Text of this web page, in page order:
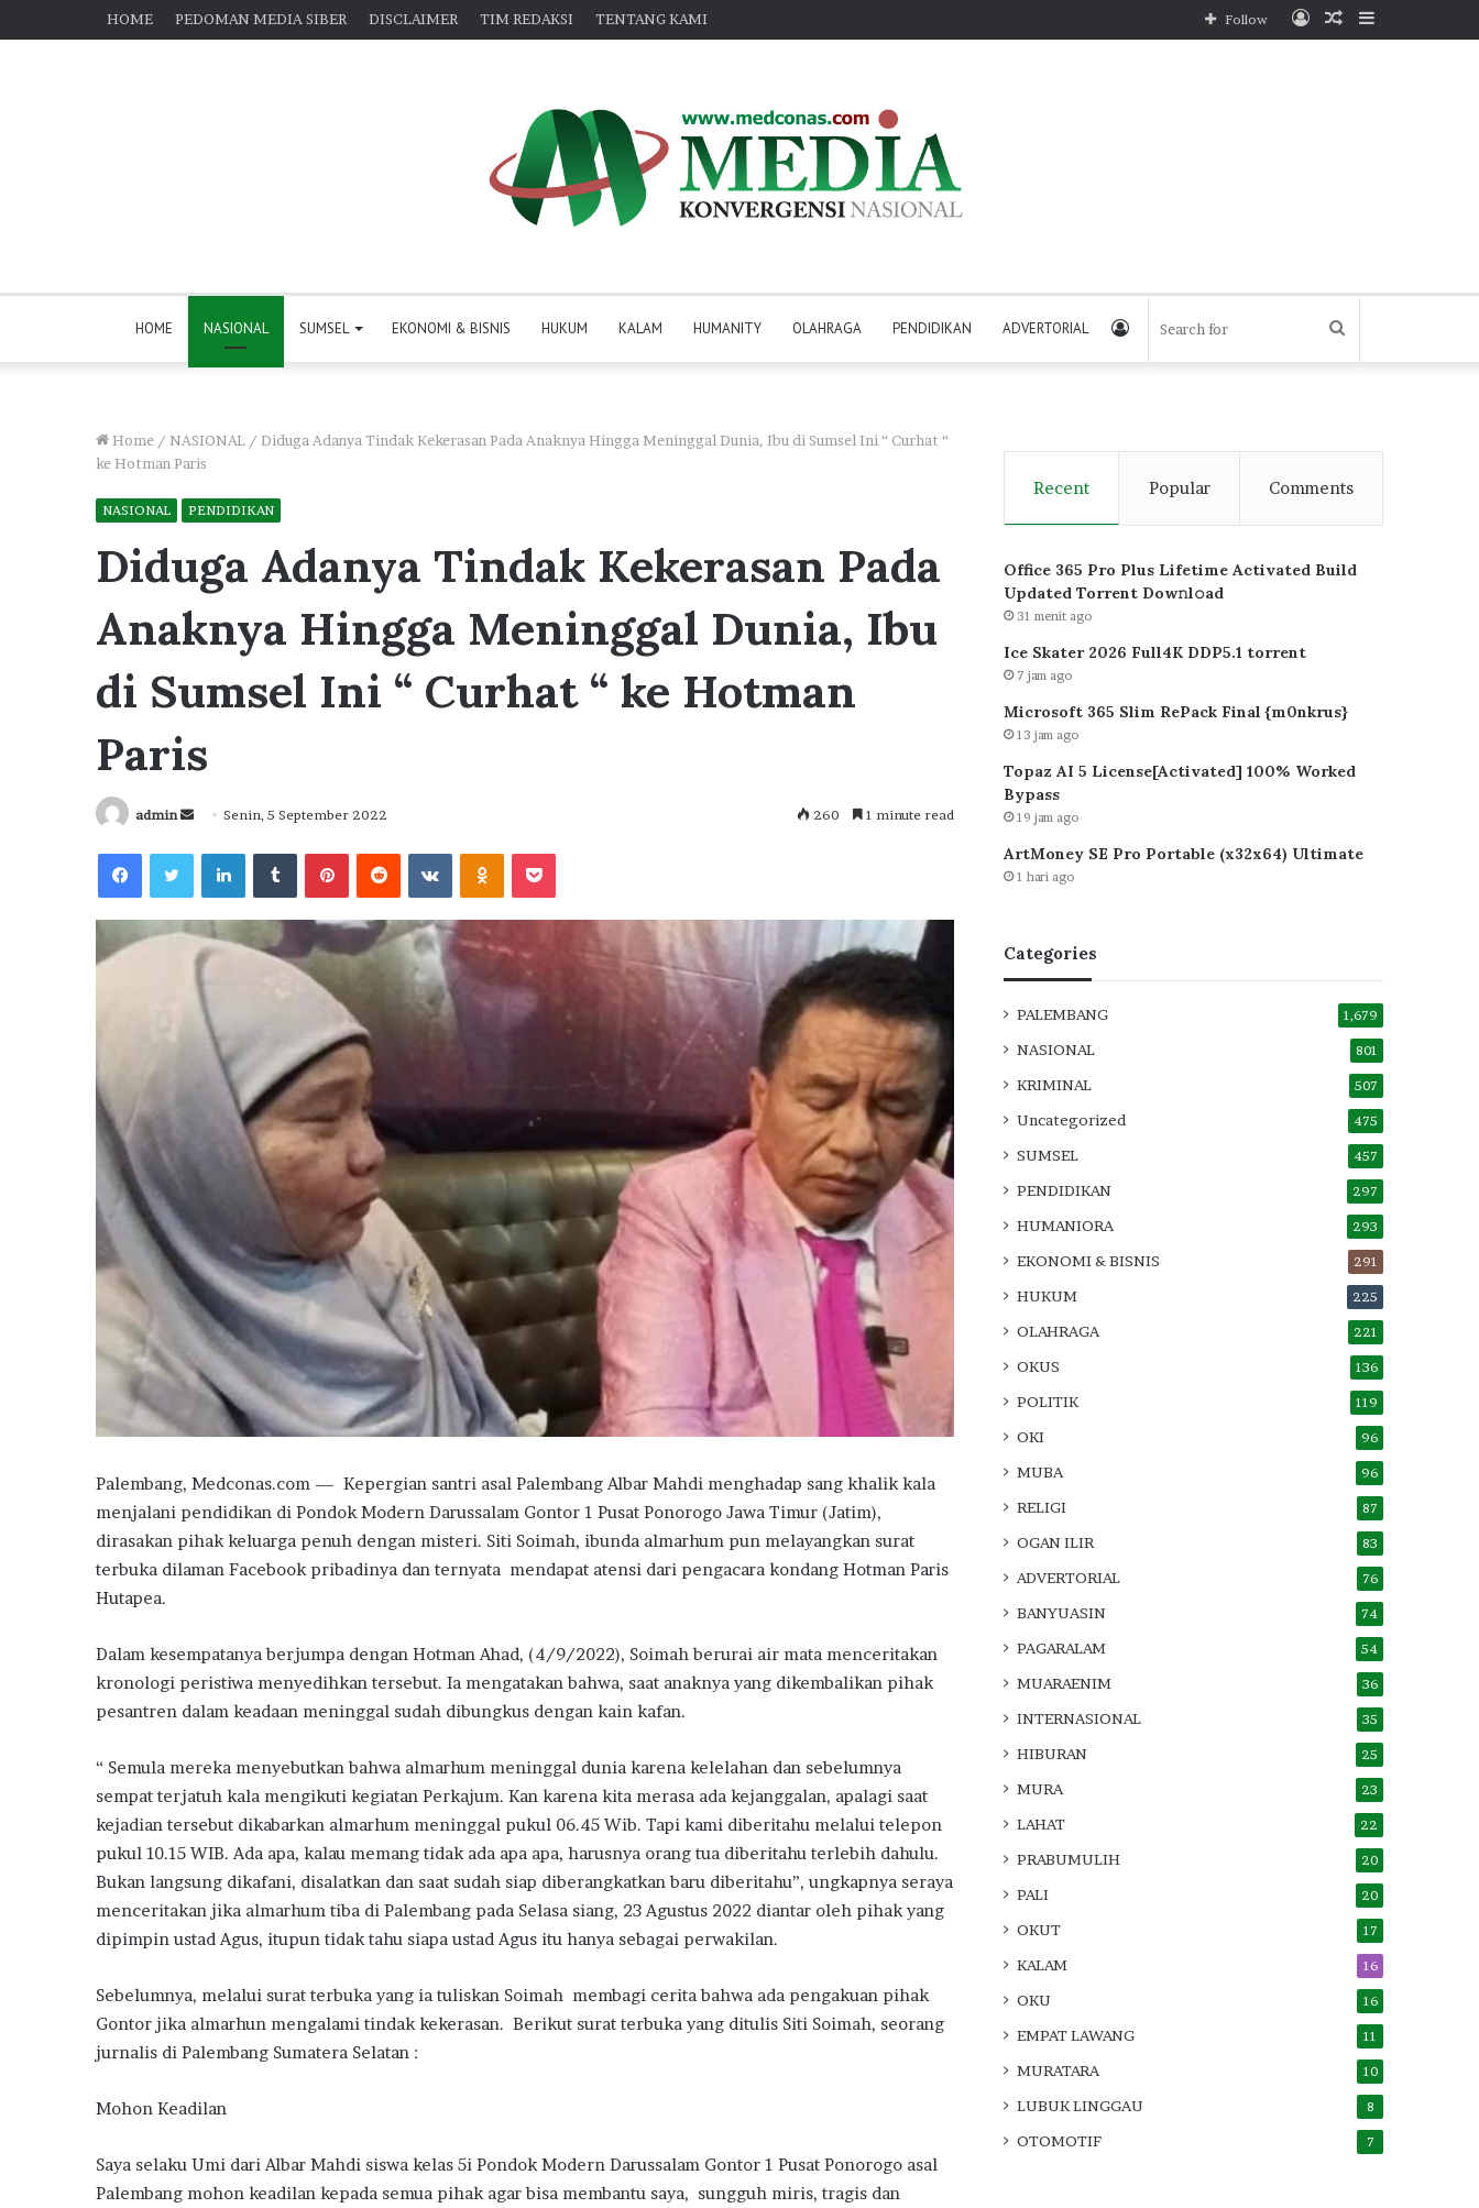
HOME PEDOMAN MEDIA SIBER DISCLAIMER TIM REDAKSI TENTANG KAMI Sidebar
Random
Log
Follow
HOME NASIONAL SUMSEL EKONOMI & BISNIS HUKUM KALAM HUMANITY OLAHRAGA PENDIDIKAN ADVERTORIAL Search
Log
Home / NASIONAL / Diduga Adanya Tindak Kekerasan Pada Anaknya Hingga Meninggal Dunia, Ibu di Sumsel Ini “ Curhat “
ke Hotman Paris
NASIONAL PENDIDIKAN
Diduga Adanya Tindak Kekerasan Pada
Anaknya Hingga Meninggal Dunia, Ibu
di Sumsel Ini “ Curhat “ ke Hotman
Paris
admin
Send
email
Senin, 5 September 2022 260 1 minute read
FacebookTwitterLinkedInTumblrPinterestReddit VKontakteOdnoklassniki
Pocket
Palembang, Medconas.com — Kepergian santri asal Palembang Albar Mahdi menghadap sang khalik kala
menjalani pendidikan di Pondok Modern Darussalam Gontor 1 Pusat Ponorogo Jawa Timur (Jatim),
dirasakan pihak keluarga penuh dengan misteri. Siti Soimah, ibunda almarhum pun melayangkan surat
terbuka dilaman Facebook pribadinya dan ternyata mendapat atensi dari pengacara kondang Hotman Paris
Hutapea.
Dalam kesempatanya berjumpa dengan Hotman Ahad, (4/9/2022), Soimah berurai air mata menceritakan
kronologi peristiwa menyedihkan tersebut. Ia mengatakan bahwa, saat anaknya yang dikembalikan pihak
pesantren dalam keadaan meninggal sudah dibungkus dengan kain kafan.
“ Semula mereka menyebutkan bahwa almarhum meninggal dunia karena kelelahan dan sebelumnya
sempat terjatuh kala mengikuti kegiatan Perkajum. Kan karena kita merasa ada kejanggalan, apalagi saat
kejadian tersebut dikabarkan almarhum meninggal pukul 06.45 Wib. Tapi kami diberitahu melalui telepon
pukul 10.15 WIB. Ada apa, kalau memang tidak ada apa apa, harusnya orang tua diberitahu terlebih dahulu.
Bukan langsung dikafani, disalatkan dan saat sudah siap diberangkatkan baru diberitahu”, ungkapnya seraya
menceritakan jika almarhum tiba di Palembang pada Selasa siang, 23 Agustus 2022 diantar oleh pihak yang
dipimpin ustad Agus, itupun tidak tahu siapa ustad Agus itu hanya sebagai perwakilan.
Sebelumnya, melalui surat terbuka yang ia tuliskan Soimah membagi cerita bahwa ada pengakuan pihak
Gontor jika almarhun mengalami tindak kekerasan. Berikut surat terbuka yang ditulis Siti Soimah, seorang
jurnalis di Palembang Sumatera Selatan :
Mohon Keadilan
Saya selaku Umi dari Albar Mahdi siswa kelas 5i Pondok Modern Darussalam Gontor 1 Pusat Ponorogo asal
Palembang mohon keadilan kepada semua pihak agar bisa membantu saya, sungguh miris, tragis dan
Recent Popular Comments
Office 365 Pro Plus Lifetime Activated Build
Updated Torrent Dow𝚗l𝚘аd
31 menit ago
Ice Skater 2026 Full4K DDP5.1 torrent
7 jam ago
Microsoft 365 Slim RePack Final {m0nkrus}
13 jam ago
Topaz AI 5 License[Activated] 100% Worked
Bypass
19 jam ago
ArtMoney SE Pro Portable (x32x64) Ultimate
1 hari ago
Categories
PALEMBANG 1,679
NASIONAL 801
KRIMINAL 507
Uncategorized 475
SUMSEL 457
PENDIDIKAN 297
HUMANIORA 293
EKONOMI & BISNIS 291
HUKUM 225
OLAHRAGA 221
OKUS 136
POLITIK 119
OKI 96
MUBA 96
RELIGI 87
OGAN ILIR 83
ADVERTORIAL 76
BANYUASIN 74
PAGARALAM 54
MUARAENIM 36
INTERNASIONAL 35
HIBURAN 25
MURA 23
LAHAT 22
PRABUMULIH 20
PALI 20
OKUT 17
KALAM 16
OKU 16
EMPAT LAWANG 11
MURATARA 10
LUBUK LINGGAU 8
OTOMOTIF 7